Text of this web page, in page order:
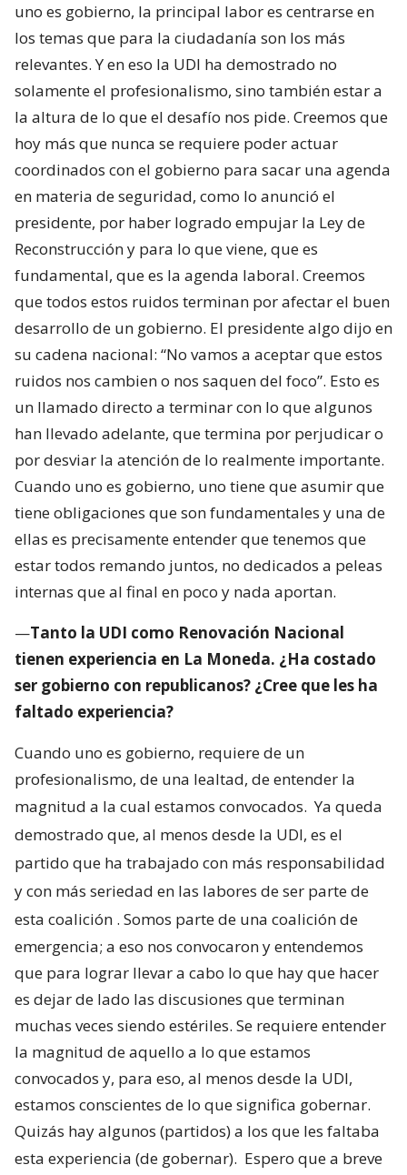
uno es gobierno, la principal labor es centrarse en
los temas que para la ciudadanía son los más
relevantes. Y en eso la UDI ha demostrado no
solamente el profesionalismo, sino también estar a
la altura de lo que el desafío nos pide. Creemos que
hoy más que nunca se requiere poder actuar
coordinados con el gobierno para sacar una agenda
en materia de seguridad, como lo anunció el
presidente, por haber logrado empujar la Ley de
Reconstrucción y para lo que viene, que es
fundamental, que es la agenda laboral. Creemos
que todos estos ruidos terminan por afectar el buen
desarrollo de un gobierno. El presidente algo dijo en
su cadena nacional: “No vamos a aceptar que estos
ruidos nos cambien o nos saquen del foco”. Esto es
un llamado directo a terminar con lo que algunos
han llevado adelante, que termina por perjudicar o
por desviar la atención de lo realmente importante.
Cuando uno es gobierno, uno tiene que asumir que
tiene obligaciones que son fundamentales y una de
ellas es precisamente entender que tenemos que
estar todos remando juntos, no dedicados a peleas
internas que al final en poco y nada aportan.
—Tanto la UDI como Renovación Nacional
tienen experiencia en La Moneda. ¿Ha costado
ser gobierno con republicanos? ¿Cree que les ha
faltado experiencia?
Cuando uno es gobierno, requiere de un
profesionalismo, de una lealtad, de entender la
magnitud a la cual estamos convocados. Ya queda
demostrado que, al menos desde la UDI, es el
partido que ha trabajado con más responsabilidad
y con más seriedad en las labores de ser parte de
esta coalición . Somos parte de una coalición de
emergencia; a eso nos convocaron y entendemos
que para lograr llevar a cabo lo que hay que hacer
es dejar de lado las discusiones que terminan
muchas veces siendo estériles. Se requiere entender
la magnitud de aquello a lo que estamos
convocados y, para eso, al menos desde la UDI,
estamos conscientes de lo que significa gobernar.
Quizás hay algunos (partidos) a los que les faltaba
esta experiencia (de gobernar). Espero que a breve